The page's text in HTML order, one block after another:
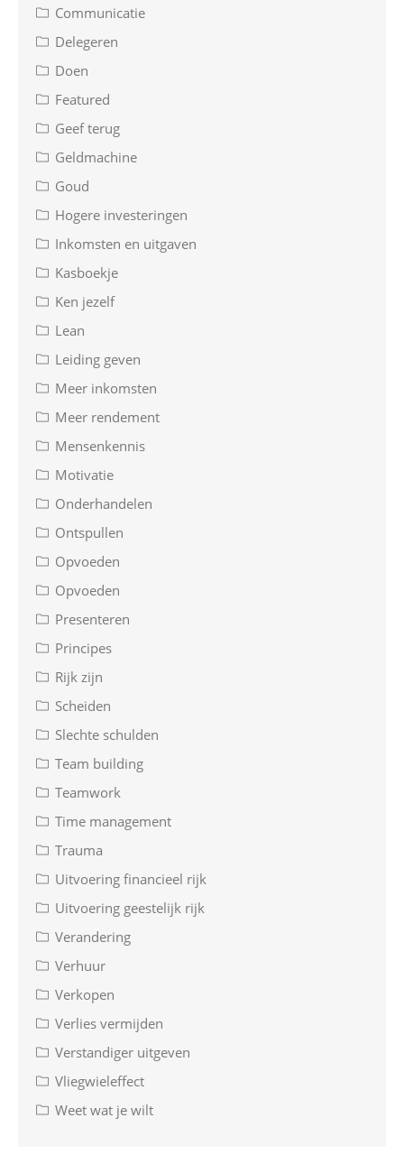
Communicatie
Delegeren
Doen
Featured
Geef terug
Geldmachine
Goud
Hogere investeringen
Inkomsten en uitgaven
Kasboekje
Ken jezelf
Lean
Leiding geven
Meer inkomsten
Meer rendement
Mensenkennis
Motivatie
Onderhandelen
Ontspullen
Opvoeden
Opvoeden
Presenteren
Principes
Rijk zijn
Scheiden
Slechte schulden
Team building
Teamwork
Time management
Trauma
Uitvoering financieel rijk
Uitvoering geestelijk rijk
Verandering
Verhuur
Verkopen
Verlies vermijden
Verstandiger uitgeven
Vliegwieleffect
Weet wat je wilt